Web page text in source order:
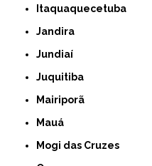
Itaquaquecetuba
Jandira
Jundiaí
Juquitiba
Mairiporã
Mauá
Mogi das Cruzes